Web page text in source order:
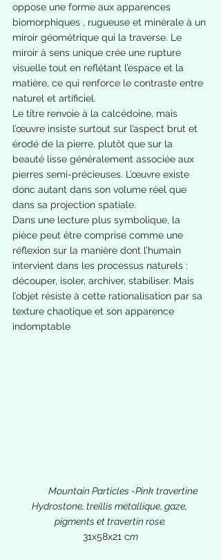
oppose une forme aux apparences
biomorphiques , rugueuse et minérale à un
miroir géométrique qui la traverse. Le
miroir à sens unique crée une rupture
visuelle tout en reflétant l’espace et la
matière, ce qui renforce le contraste entre
naturel et artificiel.
Le titre renvoie à la calcédoine, mais
l’œuvre insiste surtout sur l’aspect brut et
érodé de la pierre, plutôt que sur la
beauté lisse généralement associée aux
pierres semi-précieuses. L’œuvre existe
donc autant dans son volume réel que
dans sa projection spatiale.
Dans une lecture plus symbolique, la
pièce peut être comprise comme une
réflexion sur la manière dont l’humain
intervient dans les processus naturels :
découper, isoler, archiver, stabiliser. Mais
l’objet résiste à cette rationalisation par sa
texture chaotique et son apparence
indomptable
Mountain Particles -Pink travertine
Hydrostone, treillis métallique, gaze,
pigments et travertin rose.
31x58x21 cm